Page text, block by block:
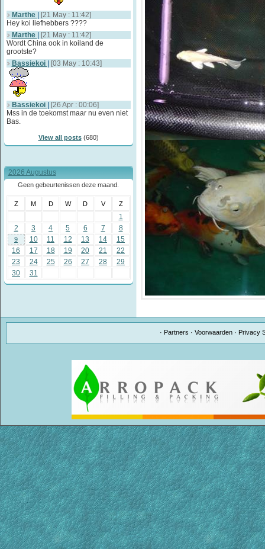
Marthe
[21 May : 11:42]
Hey koi liefhebbers ????
Marthe
[21 May : 11:42]
Wordt China ook in koiland de
grootste?
Bassiekoi
[03 May : 10:43]
Bassiekoi
[26 Apr : 00:06]
Mss in de toekomst maar nu even niet
Bas.
View all posts(680)
2026 Augustus
Geen gebeurtenissen deze maand.
Z M D W D V Z
1
2
3 4 5 6 7 8
9 10 11 12 13 14
15
16
17 18 19 20 21
22
23
24 25 26 27 28
29
30
31
· Partners ·Voorwaarden · Privacy